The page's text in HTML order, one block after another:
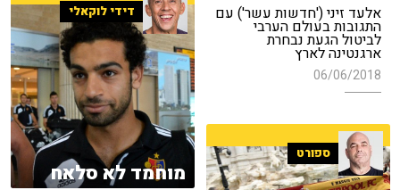
אלעד זיני ('חדשות עשר') עם
התגובות בעולם הערבי
לביטול הגעת נבחרת
ארגנטינה לארץ
06/06/2018
דידי לוקאלי
מוחמד לא סלאח
ספורט